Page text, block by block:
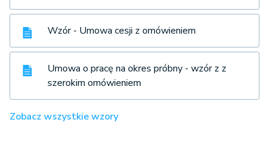
Wzór - Umowa cesji z omówieniem
Umowa o pracę na okres próbny - wzór z z
szerokim omówieniem
Zobacz wszystkie wzory